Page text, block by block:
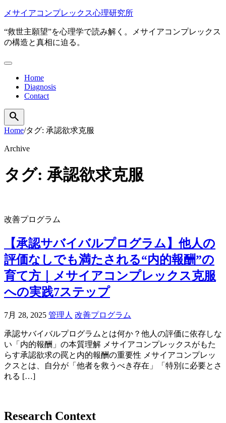
本
へ
移
メサイアコンプレックス心理研究所
“救世主願望”を心理学で読み解く。メサイアコンプレックス
の構造と真相に迫る。
メ
開
Home
Diagnosis
Contact
検
索
を
く
search
Home/タグ: 承認欲求克服
Archive
タグ: 承認欲求克服
改善プログラム
【承認サバイバルプログラム】他人の
評価なしでも満たされる“内的報酬”の
育て方｜メサイアコンプレックス克服
への実践7ステップ
7月 28, 2025 管理人 改善プログラム
承認サバイバルプログラムとは何か？他人の評価に依存しな
い「内的報酬」の本質理解 メサイアコンプレックスがもた
らす承認欲求の罠と内的報酬の重要性 メサイアコンプレッ
クスとは、自分が「他者を救うべき存在」「特別に必要とさ
れる […]
Research Context